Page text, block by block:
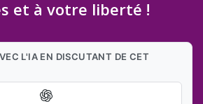
et à votre liberté !
L'IA EN DISCUTANT DE CET